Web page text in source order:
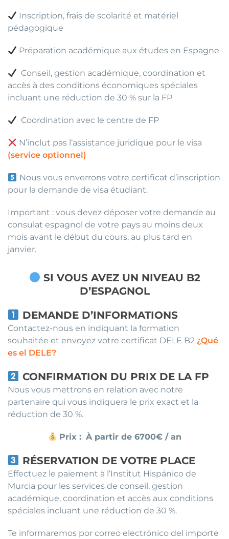
Inscription, frais de scolarité et matériel
pédagogique
Préparation académique aux études en Espagne
Conseil, gestion académique, coordination et
accès à des conditions économiques spéciales
incluant une réduction de 30 % sur la FP
Coordination avec le centre de FP
N’inclut pas l’assistance juridique pour le visa
(service optionnel)
Nous vous enverrons votre certificat d’inscription
pour la demande de visa étudiant.
Important : vous devez déposer votre demande au
consulat espagnol de votre pays au moins deux
mois avant le début du cours, au plus tard en
janvier.
SI VOUS AVEZ UN NIVEAU B2
D’ESPAGNOL
DEMANDE D’INFORMATIONS
Contactez-nous en indiquant la formation
souhaitée et envoyez votre certificat DELE B2 ¿Qué
es el DELE?
CONFIRMATION DU PRIX DE LA FP
Nous vous mettrons en relation avec notre
partenaire qui vous indiquera le prix exact et la
réduction de 30 %.
Prix : À partir de 6700€ / an
RÉSERVATION DE VOTRE PLACE
Effectuez le paiement à l’Institut Hispánico de
Murcia pour les services de conseil, gestion
académique, coordination et accès aux conditions
spéciales incluant une réduction de 30 %.
Te informaremos por correo electrónico del importe